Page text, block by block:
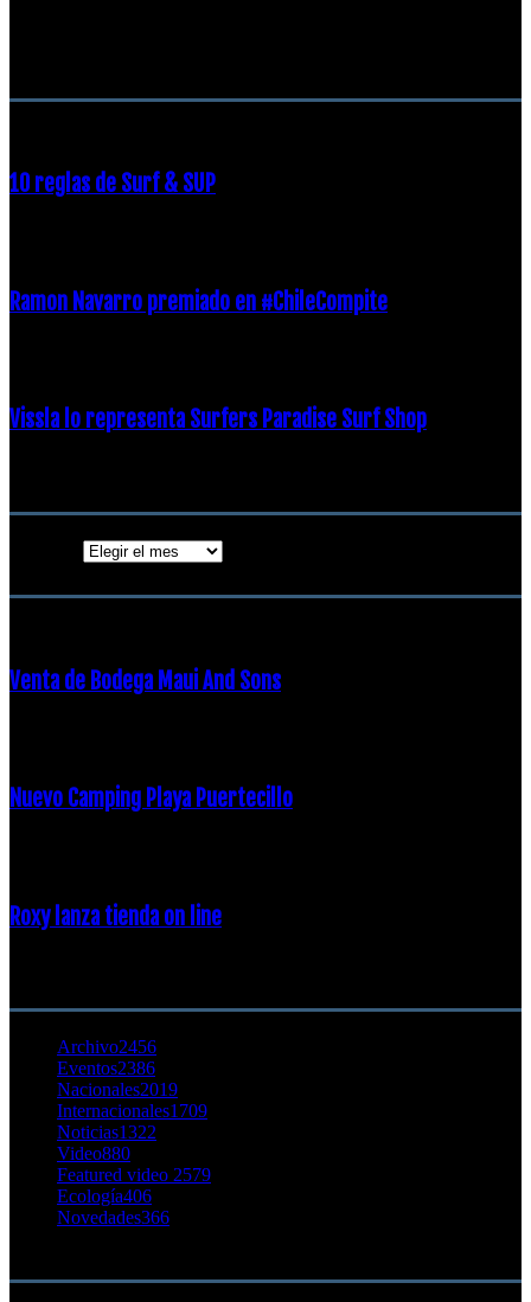
10 reglas de Surf & SUP
Ramon Navarro premiado en #ChileCompite
Vissla lo representa Surfers Paradise Surf Shop
Venta de Bodega Maui And Sons
Nuevo Camping Playa Puertecillo
Roxy lanza tienda on line
Archivo2456
Eventos2386
Nacionales2019
Internacionales1709
Noticias1322
Video880
Featured video 2579
Ecología406
Novedades366